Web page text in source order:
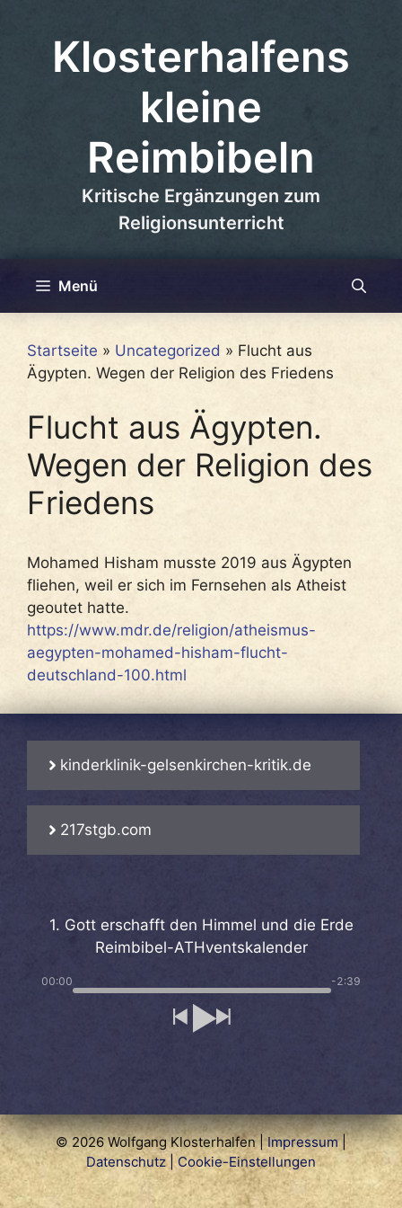
springenKlosterhalfens
kleine
Reimbibeln
Kritische Ergänzungen zum
Religionsunterricht
Menü
Startseite » Uncategorized » Flucht aus
Ägypten. Wegen der Religion des Friedens
Flucht aus Ägypten.
Wegen der Religion des
Friedens
Mohamed Hisham musste 2019 aus Ägypten
fliehen, weil er sich im Fernsehen als Atheist
geoutet hatte.
https://www.mdr.de/religion/atheismus-
aegypten-mohamed-hisham-flucht-
deutschland-100.html
kinderklinik-gelsenkirchen-kritik.de
217stgb.com
1. Gott erschafft den Himmel und die Erde
Reimbibel-ATHventskalender
00:00 -2:39
© 2026 Wolfgang Klosterhalfen |Impressum|
Datenschutz|Cookie-Einstellungen